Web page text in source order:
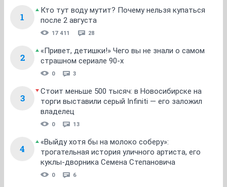
1
Кто тут воду мутит? Почему нельзя купаться
после 2 августа
17 411 28
2
«Привет, детишки!» Чего вы не знали о самом
страшном сериале 90-х
0 3
3
Стоит меньше 500 тысяч: в Новосибирске на
торги выставили серый Infiniti — его заложил
владелец
0 13
4
«Выйду хотя бы на молоко соберу»:
трогательная история уличного артиста, его
куклы-дворника Семена Степановича
0 6